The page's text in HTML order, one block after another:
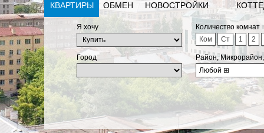
КВАРТИРЫ ОБМЕН НОВОСТРОЙКИ
Я хочу
Количество комнат
Ком
Ст 1 2
Город
Район,
Любой ⊞